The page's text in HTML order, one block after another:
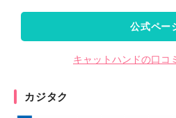
公式ペー
キャットハンドの口コ
カジタク